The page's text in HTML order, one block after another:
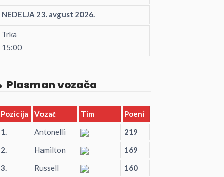
NEDELJA 23. avgust 2026.
Trka
15:00
Plasman vozača
Pozicija Vozač Tim
Poeni
1.
Antonelli
219
2.
Hamilton
169
3.
Russell
160